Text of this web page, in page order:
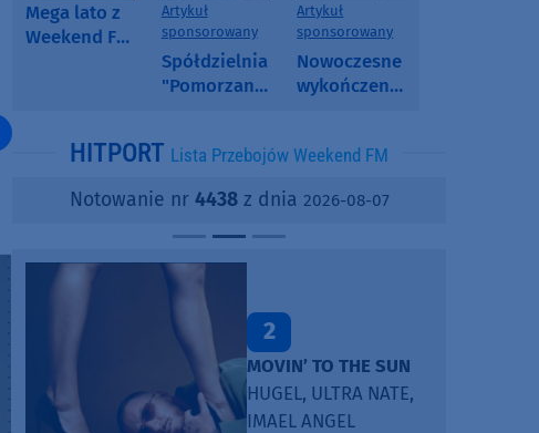
Mega lato z
Weekend FM
Artykuł
sponsorowany
Spółdzielnia
"Pomorzanka"
informuje o
i ofertach
najmu
Artykuł
sponsorowany
Nowoczesne
wykończenia
SPC, WPC i
kamienny
HITPORT Lista Przebojów Weekend FM
Notowanie nr 4438z dnia 2026-08-07
2
MOVIN’ TO THE SUN
HUGEL, ULTRA NATE,
IMAEL ANGEL